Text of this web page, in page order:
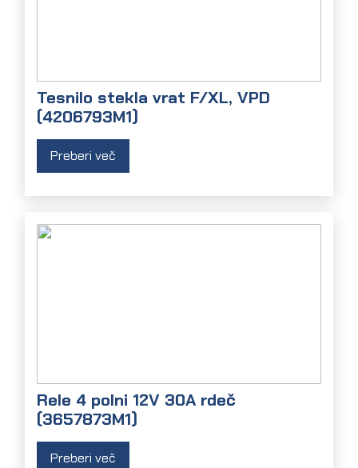
Tesnilo stekla vrat F/XL, VPD
(4206793M1)
Preberi več
Rele 4 polni 12V 30A rdeč
(3657873M1)
Preberi več